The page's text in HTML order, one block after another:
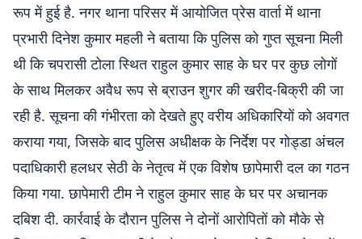
रूप में हुई है. नगर थाना परिसर में आयोजित प्रेस वार्ता में थाना
प्रभारी दिनेश कुमार महली ने बताया कि पुलिस को गुप्त सूचना मिली
थी कि चपरासी टोला स्थित राहुल कुमार साह के घर पर कुछ लोगों
के साथ मिलकर अवैध रूप से ब्राउन शुगर की खरीद-बिक्री की जा
रही है. सूचना की गंभीरता को देखते हुए वरीय अधिकारियों को अवगत
कराया गया, जिसके बाद पुलिस अधीक्षक के निर्देश पर गोड्डा अंचल
पदाधिकारी हलधर सेठी के नेतृत्व में एक विशेष छापेमारी दल का गठन
किया गया. छापेमारी टीम ने राहुल कुमार साह के घर पर अचानक
दबिश दी. कार्रवाई के दौरान पुलिस ने दोनों आरोपितों को मौके से